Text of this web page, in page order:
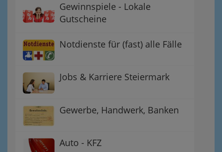
Gewinnspiele - Lokale
Gutscheine
Notdienste für (fast) alle Fälle
Jobs & Karriere Steiermark
Gewerbe, Handwerk, Banken
Auto - KFZ